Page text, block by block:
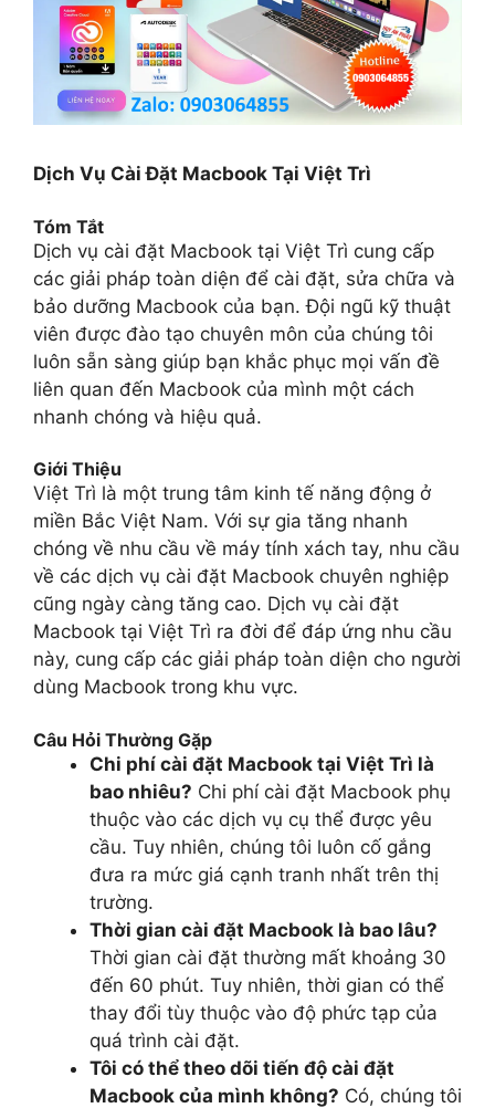
Dịch Vụ Cài Đặt Macbook Tại Việt Trì
Tóm Tắt
Dịch vụ cài đặt Macbook tại Việt Trì cung cấp
các giải pháp toàn diện để cài đặt, sửa chữa và
bảo dưỡng Macbook của bạn. Đội ngũ kỹ thuật
viên được đào tạo chuyên môn của chúng tôi
luôn sẵn sàng giúp bạn khắc phục mọi vấn đề
liên quan đến Macbook của mình một cách
nhanh chóng và hiệu quả.
Giới Thiệu
Việt Trì là một trung tâm kinh tế năng động ở
miền Bắc Việt Nam. Với sự gia tăng nhanh
chóng về nhu cầu về máy tính xách tay, nhu cầu
về các dịch vụ cài đặt Macbook chuyên nghiệp
cũng ngày càng tăng cao. Dịch vụ cài đặt
Macbook tại Việt Trì ra đời để đáp ứng nhu cầu
này, cung cấp các giải pháp toàn diện cho người
dùng Macbook trong khu vực.
Câu Hỏi Thường Gặp
Chi phí cài đặt Macbook tại Việt Trì là
bao nhiêu? Chi phí cài đặt Macbook phụ
thuộc vào các dịch vụ cụ thể được yêu
cầu. Tuy nhiên, chúng tôi luôn cố gắng
đưa ra mức giá cạnh tranh nhất trên thị
trường.
Thời gian cài đặt Macbook là bao lâu?
Thời gian cài đặt thường mất khoảng 30
đến 60 phút. Tuy nhiên, thời gian có thể
thay đổi tùy thuộc vào độ phức tạp của
quá trình cài đặt.
Tôi có thể theo dõi tiến độ cài đặt
Macbook của mình không? Có, chúng tôi